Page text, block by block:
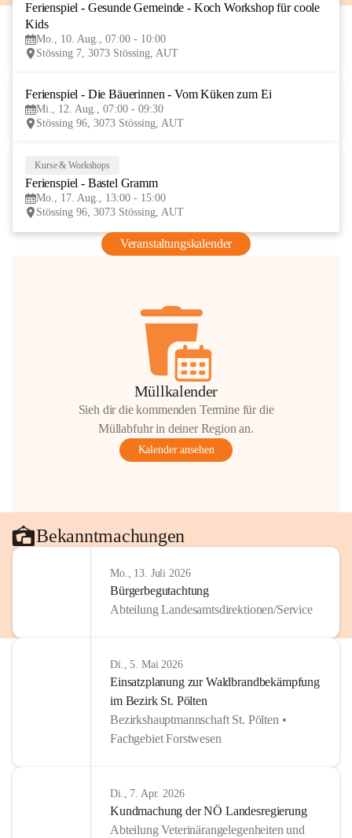
AUG
Ferienspiel - Gesunde Gemeinde - Koch Workshop für coole
Kids
Mo., 10. Aug., 07:00 - 10:00
Stössing 7, 3073 Stössing, AUT
Ferienspiel - Die Bäuerinnen - Vom Küken zum Ei
Mi., 12. Aug., 07:00 - 09:30
Stössing 96, 3073 Stössing, AUT
Kurse & Workshops
Ferienspiel - Bastel Gramm
Mo., 17. Aug., 13:00 - 15:00
Stössing 96, 3073 Stössing, AUT
Veranstaltungskalender
Müllkalender
Sieh dir die kommenden Termine für die
Müllabfuhr in deiner Region an.
Kalender ansehen
Bekanntmachungen
Mo., 13. Juli 2026
Bürgerbegutachtung
Abteilung Landesamtsdirektionen/Service
Di., 5. Mai 2026
Einsatzplanung zur Waldbrandbekämpfung
im Bezirk St. Pölten
Bezirkshauptmannschaft St. Pölten •
Fachgebiet Forstwesen
Di., 7. Apr. 2026
Kundmachung der NÖ Landesregierung
Abteilung Veterinärangelegenheiten und